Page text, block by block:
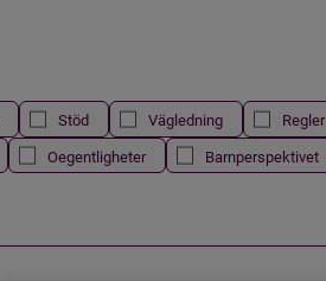
Stöd Vägledning Regler
Oegentligheter Barnperspektivet